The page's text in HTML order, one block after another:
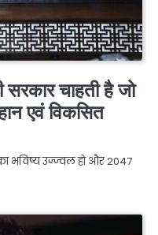
सरकार चाहती है जो
एवं विकसित
भविष्य उज्ज्वल हो और 2047